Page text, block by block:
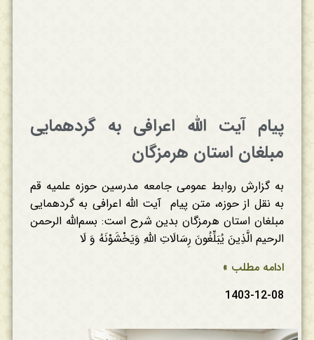
پیام آیت الله اعرافی به گردهمایی
مبلغان استان هرمزگان
به گزارش روابط عمومی جامعه مدرسین حوزه علمیه قم
به نقل از حوزه، متن پیام آیت الله اعرافی به گردهمایی
مبلغان استان هرمزگان بدین شرح است: بسم‌الله الرحمن
الرحیم الَّذِینَ یُبَلِّغُونَ رِسَالَاتِ اللَّهِ وَیَخْشَوْنَهُ وَ لَا
ادامه مطلب »
1403-12-08